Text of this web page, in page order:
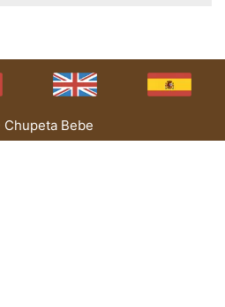
Bebe